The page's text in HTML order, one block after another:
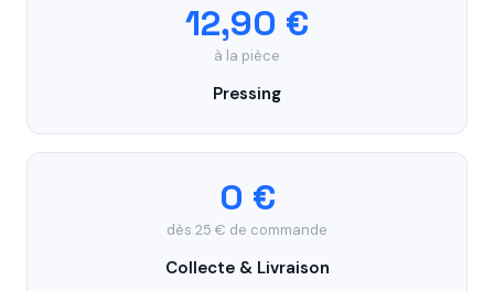
12,90 €
à la pièce
Pressing
0 €
dès 25 € de commande
Collecte & Livraison